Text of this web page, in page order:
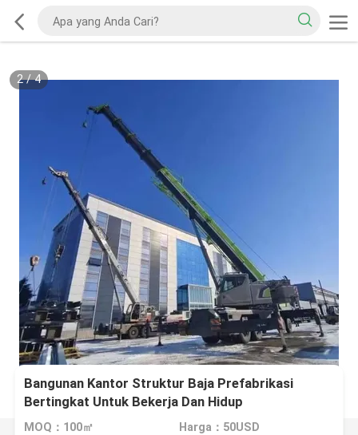
2/4
Bangunan Kantor Struktur Baja Prefabrikasi
Bertingkat Untuk Bekerja Dan Hidup
MOQ：100㎡ Harga：50USD